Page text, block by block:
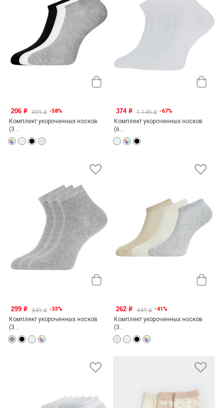
206 o 499o -58%
Комплект укороченных носков
(3...
374 o 1 149o -67%
Комплект укороченных носков
(6...
299 o 449o -33%
Комплект укороченных носков
(3...
262 o 449o -41%
Комплект укороченных носков
(3...